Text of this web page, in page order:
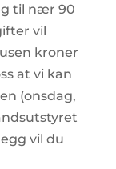
til nær 90
vil
kroner
at vi kan
(onsdag,
vil du